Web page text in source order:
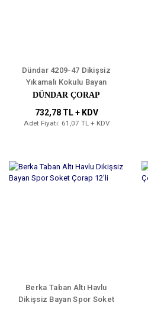
Dündar 4209-47 Dikişsiz
Yıkamalı Kokulu Bayan
Çorap 12'li
DÜNDAR ÇORAP
732,78 TL + KDV
Adet Fiyatı: 61,07 TL + KDV
Berka Taban Altı Havlu
Dikişsiz Bayan Spor Soket